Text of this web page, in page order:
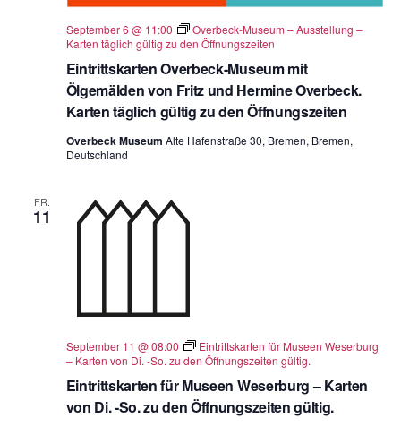
Eintrittskarten Overbeck-Museum mit
Ölgemälden von Fritz und Hermine Overbeck.
Karten täglich gültig zu den Öffnungszeiten
September 6 @ 11:00
Overbeck-Museum – Ausstellung –
Karten täglich gültig zu den Öffnungszeiten
Overbeck Museum Alte Hafenstraße 30, Bremen, Bremen,
Deutschland
FR.
11
Eintrittskarten für Museen Weserburg – Karten
von Di. -So. zu den Öffnungszeiten gültig.
September 11 @ 08:00
Eintrittskarten für Museen Weserburg
– Karten von Di. -So. zu den Öffnungszeiten gültig.